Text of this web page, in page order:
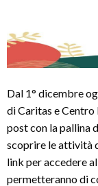
Dal 1° dicembre
di Caritas e
post con la pallina
scoprire le attività
link per accedere
permetteranno di